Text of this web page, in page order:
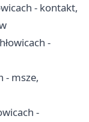
- kontakt,
-
- msze,
-